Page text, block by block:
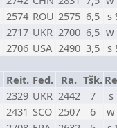
2574 ROU 2575 6,5 s
2717 UKR 2700 6,5 w
2706 USA 2490 3,5 s
Reit. Fed. Ra. Tšk.
2329 UKR 2442 7
s
2431 SCO 2507 6
w